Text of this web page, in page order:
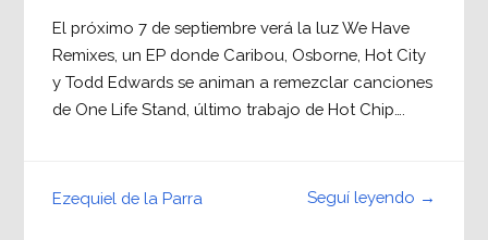
El próximo 7 de septiembre verá la luz We Have
Remixes, un EP donde Caribou, Osborne, Hot City
y Todd Edwards se animan a remezclar canciones
de One Life Stand, último trabajo de Hot Chip….
Seguí leyendo →
Ezequiel de la Parra